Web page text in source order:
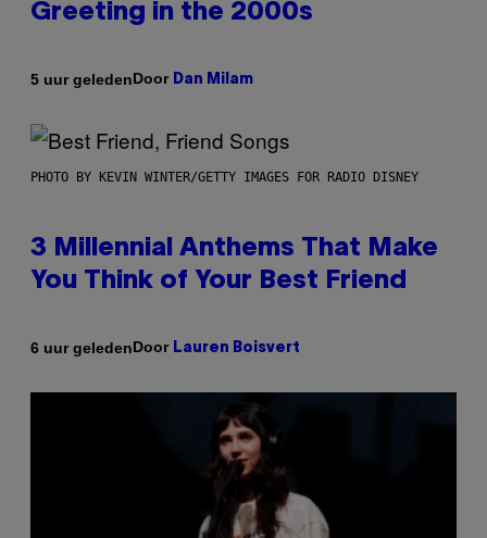
Greeting in the 2000s
5 uur geledenDoor Dan Milam
PHOTO BY KEVIN WINTER/GETTY IMAGES FOR RADIO DISNEY
3 Millennial Anthems That Make
You Think of Your Best Friend
6 uur geledenDoor Lauren Boisvert